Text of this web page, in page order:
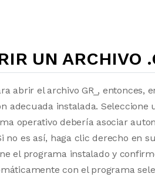
UN ARCHIVO
abrir el archivo GR_, entonces,
adecuada instalada.
operativo debería asociar
no es así, haga clic derecho en
el programa instalado y
con el programa